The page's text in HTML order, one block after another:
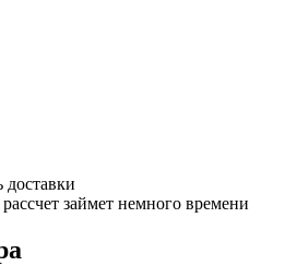
доставки
займет немного времени